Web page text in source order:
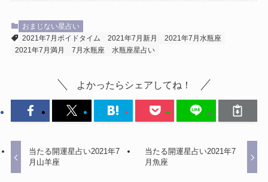
おまじない星占い
2021年7月ボイドタイム
2021年7月新月
2021年7月水瓶座
2021年7月満月
7月水瓶座 水瓶座星占い
よかったらシェアしてね！
当たる開運星占い2021年7
月山羊座
当たる開運星占い2021年7
月魚座